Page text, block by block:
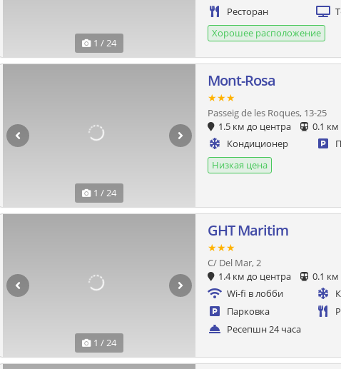
1 / 24
Ресторан
Хорошее расположение
1 / 24
Mont-Rosa
★★★
Passeig de les Roques, 13-25
1.5 км до центра
0.1 км
Кондиционер
Низкая цена
1 / 24
GHT Maritim
★★★
C/ Del Mar, 2
1.4 км до центра
0.1 км
Wi-fi в лобби
Парковка
Ресепшн 24 часа